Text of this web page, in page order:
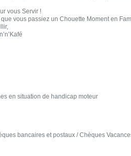
vous Servir !
vous passiez un Chouette Moment en
en situation de handicap moteur
bancaires et postaux / Chèques